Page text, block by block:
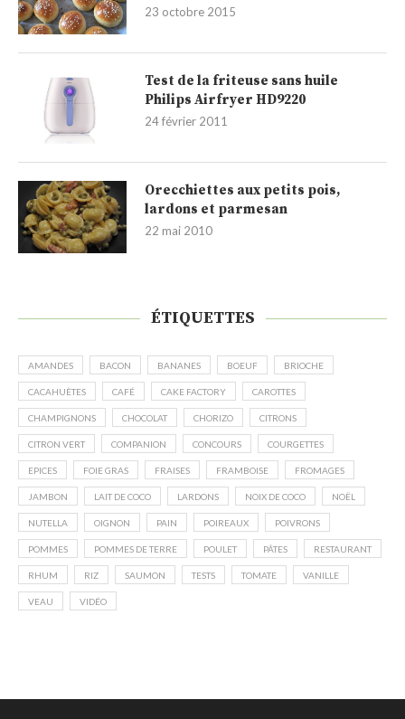
23 octobre 2015
Test de la friteuse sans huile
Philips Airfryer HD9220
24 février 2011
Orecchiettes aux petits pois,
lardons et parmesan
22 mai 2010
ÉTIQUETTES
AMANDES BACON BANANES BOEUF BRIOCHE
CACAHUÈTES CAFÉ CAKE FACTORY CAROTTES
CHAMPIGNONS CHOCOLAT CHORIZO CITRONS
CITRON VERT COMPANION CONCOURS COURGETTES
EPICES FOIE GRAS FRAISES FRAMBOISE FROMAGES
JAMBON LAIT DE COCO LARDONS NOIX DE COCO NOËL
NUTELLA OIGNON PAIN POIREAUX POIVRONS
POMMES POMMES DE TERRE POULET PÂTES RESTAURANT
RHUM RIZ SAUMON TESTS TOMATE VANILLE
VEAU VIDÉO